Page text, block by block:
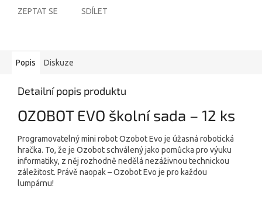
ZEPTAT SE SDÍLET
Popis Diskuze
Detailní popis produktu
OZOBOT EVO školní sada – 12 ks
Programovatelný mini robot Ozobot Evo je úžasná robotická
hračka. To, že je Ozobot schválený jako pomůcka pro výuku
informatiky, z něj rozhodně nedělá nezáživnou technickou
záležitost. Právě naopak – Ozobot Evo je pro každou
lumpárnu!